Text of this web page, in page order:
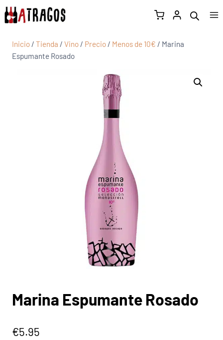
Inicio / Tienda / Vino / Precio / Menos de 10€ / Marina
Espumante Rosado
Marina Espumante Rosado
€5.95